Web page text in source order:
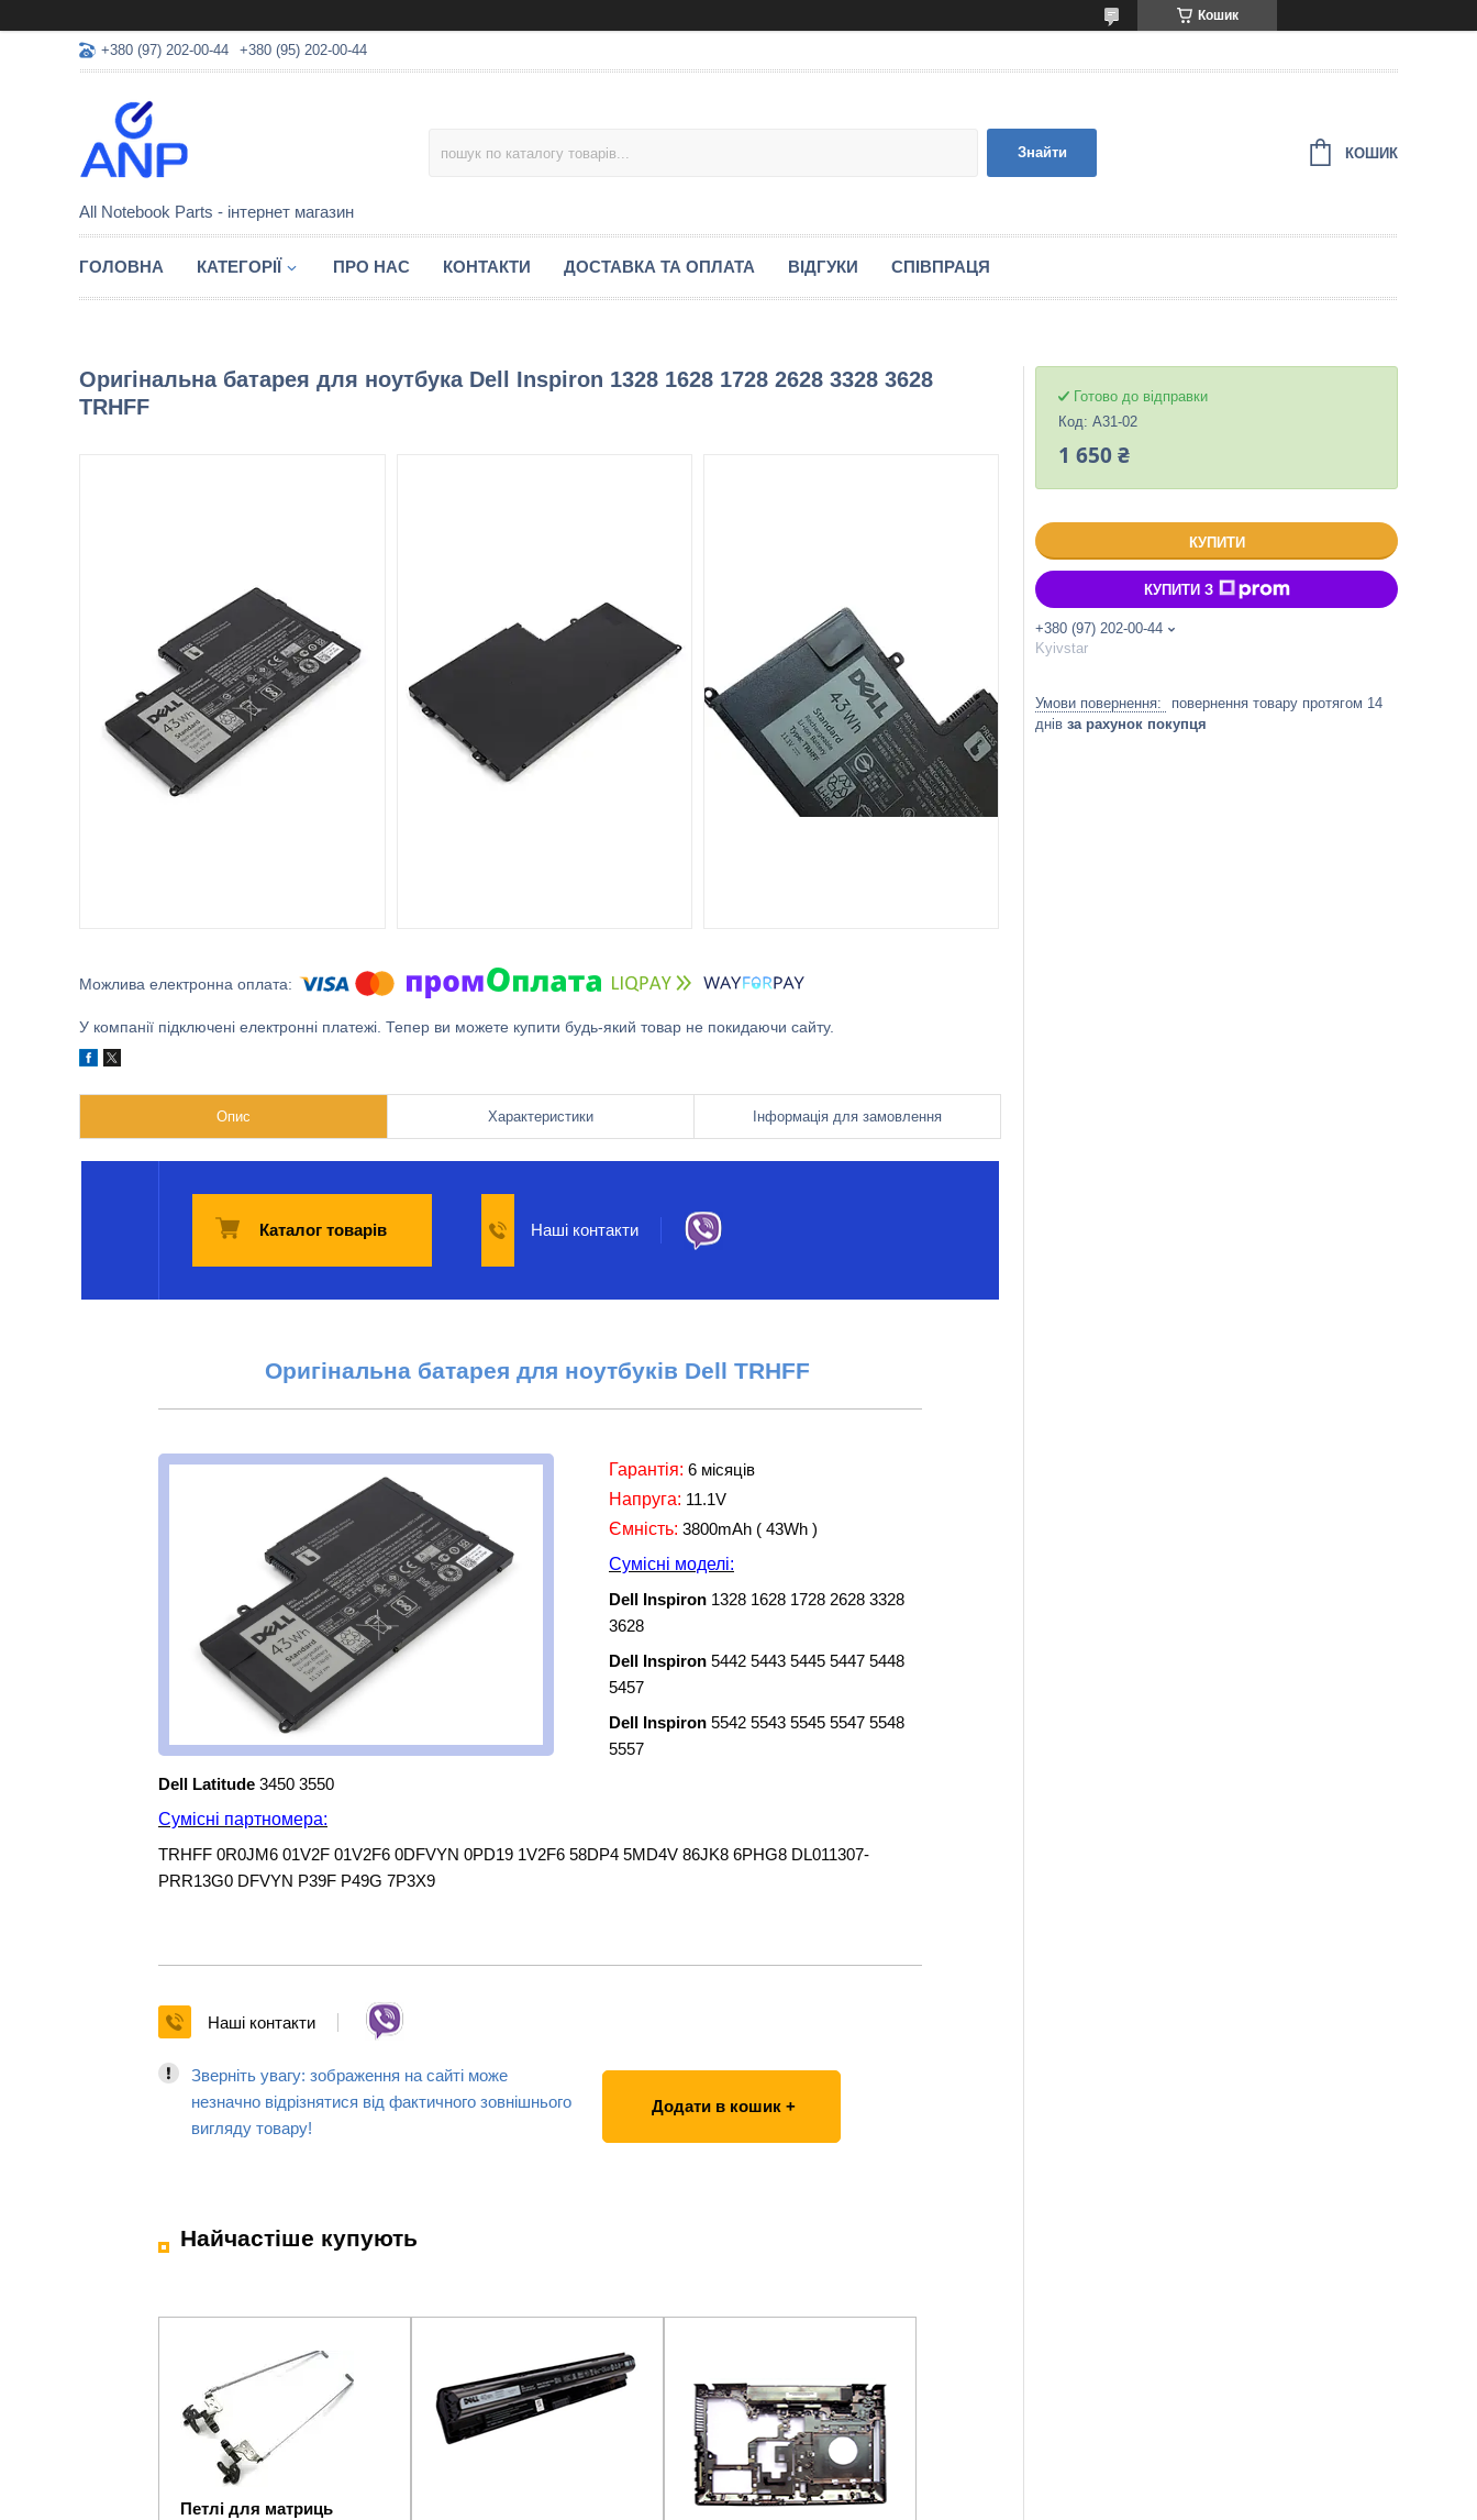
Кошик
+380 (97) 202-00-44 +380 (95) 202-00-44
All Notebook Parts - інтернет магазин
Знайти КОШИК
ГОЛОВНА КАТЕГОРІЇ ПРО НАС КОНТАКТИ ДОСТАВКА ТА ОПЛАТА ВІДГУКИ СПІВПРАЦЯ
Оригінальна батарея для ноутбука Dell Inspiron 1328 1628 1728 2628 3328 3628
TRHFF
У компанії підключені електронні платежі. Тепер ви можете купити будь-який товар не покидаючи сайту.
Опис Характеристики Інформація для замовлення
Каталог товарів Наші контакти
Оригінальна батарея для ноутбуків Dell TRHFF
Гарантія: 6 місяців
Напруга: 11.1V
Ємність: 3800mAh ( 43Wh )
Сумісні моделі:
Dell Inspiron 1328 1628 1728 2628 3328
3628
Dell Inspiron 5442 5443 5445 5447 5448
5457
Dell Inspiron 5542 5543 5545 5547 5548
5557
Dell Latitude 3450 3550
Сумісні партномера:
TRHFF 0R0JM6 01V2F 01V2F6 0DFVYN 0PD19 1V2F6 58DP4 5MD4V 86JK8 6PHG8 DL011307-
PRR13G0 DFVYN P39F P49G 7P3X9
Наші контакти
Зверніть увагу: зображення на сайті може
незначно відрізнятися від фактичного зовнішнього
вигляду товару!
Додати в кошик +
Найчастіше купують
Петлі для матриць
Готово до відправки
Код: A31-02
1 650 ₴
КУПИТИ
КУПИТИ З
+380 (97) 202-00-44
Kyivstar
повернення товару протягом 14
днів за рахунок покупця